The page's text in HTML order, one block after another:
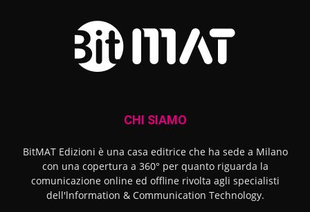
CHI SIAMO
BitMAT Edizioni è una casa editrice che ha sede a Milano
con una copertura a 360° per quanto riguarda la
comunicazione online ed offline rivolta agli specialisti
dell'lnformation & Communication Technology.